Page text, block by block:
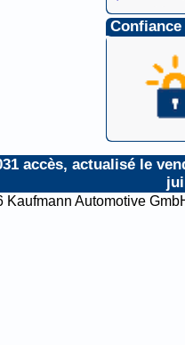
Confiance
accès, actualisé le
Automotive